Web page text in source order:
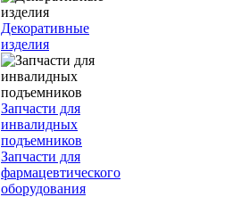
Декоративные
изделия
Запчасти для
инвалидных
подъемников
Запчасти для
фармацевтического
оборудования